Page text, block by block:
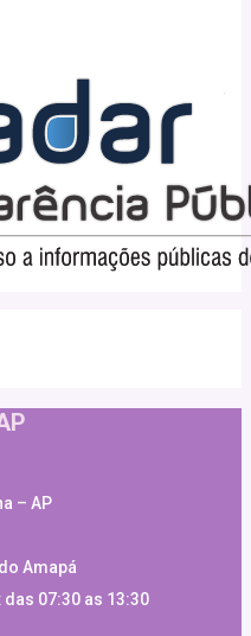
– AP
Amapá
07:30 as 13:30